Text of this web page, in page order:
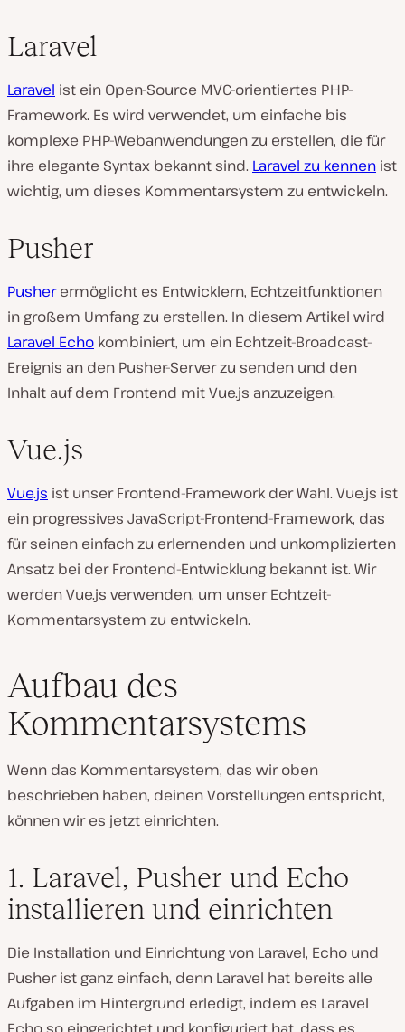
Laravel
Laravel ist ein Open-Source MVC-orientiertes PHP-
Framework. Es wird verwendet, um einfache bis
komplexe PHP-Webanwendungen zu erstellen, die für
ihre elegante Syntax bekannt sind. Laravel zu kennen ist
wichtig, um dieses Kommentarsystem zu entwickeln.
Pusher
Pusherermöglicht es Entwicklern, Echtzeitfunktionen
in großem Umfang zu erstellen. In diesem Artikel wird
Laravel Echo kombiniert, um ein Echtzeit-Broadcast-
Ereignis an den Pusher-Server zu senden und den
Inhalt auf dem Frontend mit Vue.js anzuzeigen.
Vue.js
Vue.js ist unser Frontend-Framework der Wahl. Vue.js ist
ein progressives JavaScript-Frontend-Framework, das
für seinen einfach zu erlernenden und unkomplizierten
Ansatz bei der Frontend-Entwicklung bekannt ist. Wir
werden Vue.js verwenden, um unser Echtzeit-
Kommentarsystem zu entwickeln.
Aufbau des
Kommentarsystems
Wenn das Kommentarsystem, das wir oben
beschrieben haben, deinen Vorstellungen entspricht,
können wir es jetzt einrichten.
1. Laravel, Pusher und Echo
installieren und einrichten
Die Installation und Einrichtung von Laravel, Echo und
Pusher ist ganz einfach, denn Laravel hat bereits alle
Aufgaben im Hintergrund erledigt, indem es Laravel